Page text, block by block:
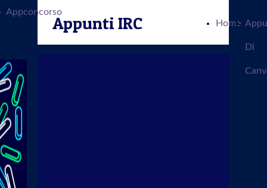
Appconcorso
Appunti IRC Home
Di